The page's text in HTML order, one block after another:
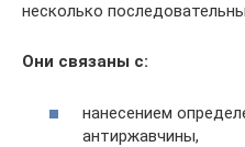
несколько
Они связаны с:
нанесением
антиржавчины,